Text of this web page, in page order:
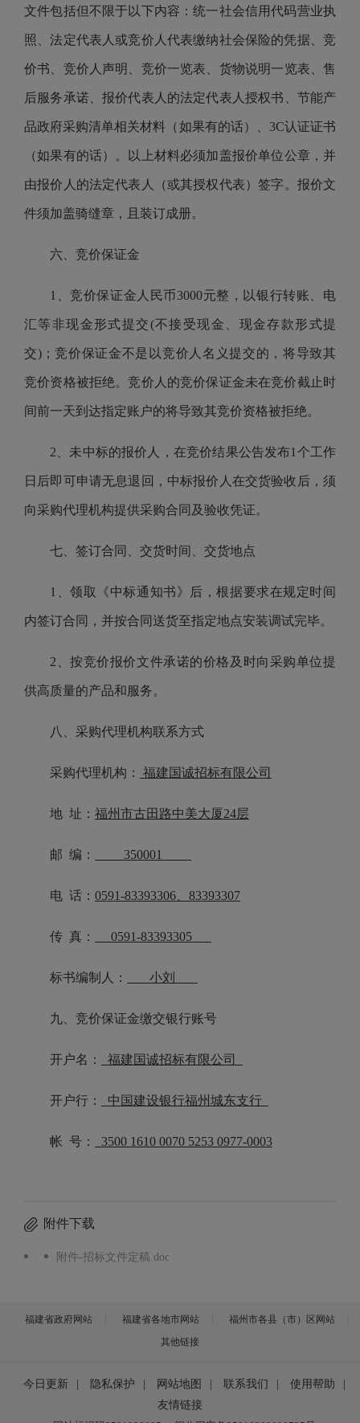
文件包括但不限于以下内容：统一社会信用代码营业执
照、法定代表人或竞价人代表缴纳社会保险的凭据、 竞
价书、 竞价 人声明、 竞价一览表、货物说明一览表、售
后服务承诺、报价代表人的法定代表人授权书 节能产
品政府采购清单相关材料 （如果有的话） 3C认证证书
（如果有的话） 。以上材料必须加盖报价单位公章，并
由报价人的法定代表人（或其授权代表）签字。 报价文
件须加盖骑缝章， 且装订成册。
六、 竞价保证金
1、竞价保证金人民币3000元整，以银行转账、电
汇等非现金形式提交(不接受现金、现金存款形式提
交)；竞价保证金不是以竞价人名义提交的，将导致其
竞价资格被拒绝。竞价人的竞价保证金未在竞价截止时
间前一天到达指定账户的将导致其竞价资格被拒绝。
2、 未中标的报价人，在竞价结果公告发布1个工作
日后即可申请无息退回， 中标报价人在交货验收后，须
向采购代理机构提供采购合同及验收凭证。
七、签订合同、交货时间、交货地点
1、领取《中标通知书》后，根据要求在规定时间
内签订合同，并按合同送货至指定地点安装调试完毕。
2、按竞价报价文件承诺的价格及时向采购单位提
供高质量的产品和服务。
八、采购代理机构联系方式
采购代理机构： 福建国诚招标有限公司
地 址： 福州市古田路中美大厦24层
邮 编： 350001
电 话： 0591-83393306、83393307
传 真： 0591-83393305
标书编制人： 小刘
九、竞价保证金缴交银行账号
开户名： 福建国诚招标有限公司
开户行： 中国建设银行福州城东支行
帐 号： 3500 1610 0070 5253 0977-0003
附件下载
附件-招标文件定稿.doc
福建省政府网站 福建省各地市网站
福州市各县（市）区网站
其他链接
今日更新 隐私保护 网站地图 联系我们 使用帮助
友情链接